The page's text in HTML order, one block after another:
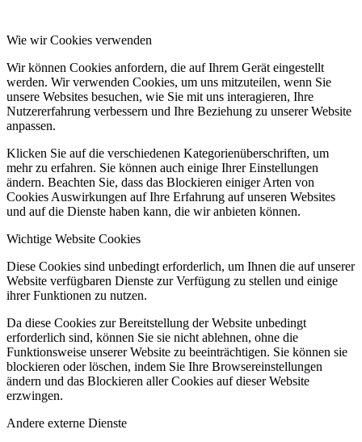
Wie wir Cookies verwenden
Wir können Cookies anfordern, die auf Ihrem Gerät eingestellt
werden. Wir verwenden Cookies, um uns mitzuteilen, wenn Sie
unsere Websites besuchen, wie Sie mit uns interagieren, Ihre
Nutzererfahrung verbessern und Ihre Beziehung zu unserer Website
anpassen.
Klicken Sie auf die verschiedenen Kategorienüberschriften, um
mehr zu erfahren. Sie können auch einige Ihrer Einstellungen
ändern. Beachten Sie, dass das Blockieren einiger Arten von
Cookies Auswirkungen auf Ihre Erfahrung auf unseren Websites
und auf die Dienste haben kann, die wir anbieten können.
Wichtige Website Cookies
Diese Cookies sind unbedingt erforderlich, um Ihnen die auf unserer
Website verfügbaren Dienste zur Verfügung zu stellen und einige
ihrer Funktionen zu nutzen.
Da diese Cookies zur Bereitstellung der Website unbedingt
erforderlich sind, können Sie sie nicht ablehnen, ohne die
Funktionsweise unserer Website zu beeinträchtigen. Sie können sie
blockieren oder löschen, indem Sie Ihre Browsereinstellungen
ändern und das Blockieren aller Cookies auf dieser Website
erzwingen.
Andere externe Dienste